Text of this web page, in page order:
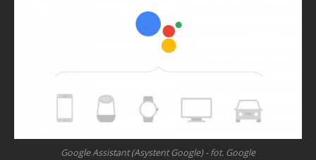
Google Assistant (Asystent Google) - fot. Google